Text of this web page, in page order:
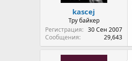
kascej
Тру байкер
Регистрация
30 Сен 2007
Сообщения
29,643